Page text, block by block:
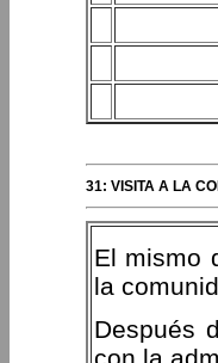
31: VISITA A LA
El mismo
la
Después